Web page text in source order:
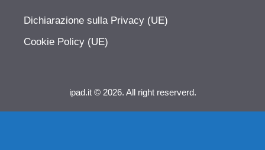
Dichiarazione sulla Privacy (UE)
Cookie Policy (UE)
ipad.it © 2026. All right reserverd.